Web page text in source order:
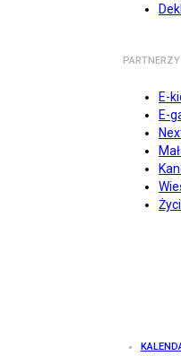
PARTNERZY
E-
E-